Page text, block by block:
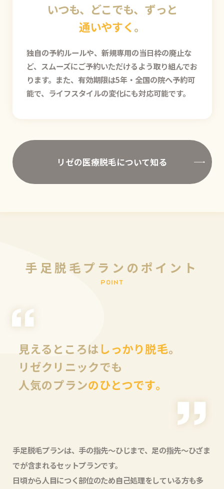
いつも、どこでも、ずっと
通いやすく。
独自の予約ルールや、新規専用の当日枠の廃止な
ど、スムーズにご予約いただけるよう取り組んでお
ります。また、有効期限は5年・全国の院へ予約可
能で、ライフスタイルの変化にも対応可能です。
リゼの医療脱毛について知る
手 足 脱 毛 プ ラ ン の ポ イ ン ト
P OI NT
見えるところはしっかり脱毛。
リゼクリニックでも
人気のプランのひとつです。
手足脱毛プランは、手の指先〜ひじまで、足の指先〜ひざま
でが含まれるセットプランです。
日頃から人目につく部位のため自己処理をしている方も多